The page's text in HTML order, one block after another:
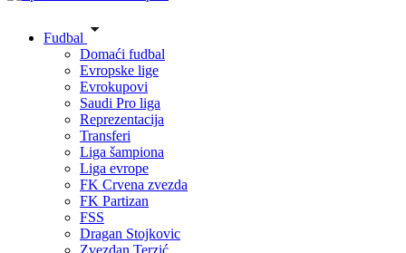
Fudbal
Domaći fudbal
Evropske lige
Evrokupovi
Saudi Pro liga
Reprezentacija
Transferi
Liga šampiona
Liga evrope
FK Crvena zvezda
FK Partizan
FSS
Dragan Stojkovic
Zvezdan Terzić